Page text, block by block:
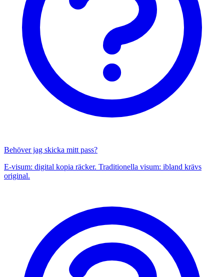
Behöver jag skicka mitt pass?
E-visum: digital kopia räcker. Traditionella visum: ibland krävs
original.